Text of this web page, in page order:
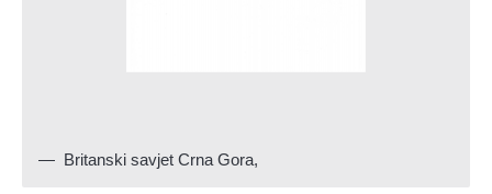
Britanski savjet Crna Gora,